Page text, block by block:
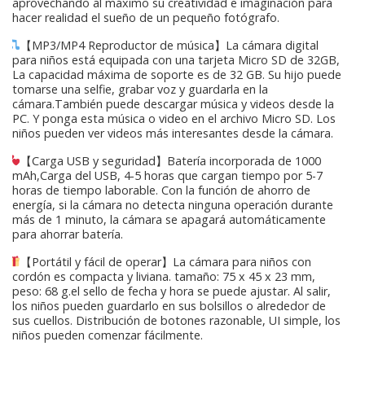
hacer realidad el sueño de un pequeño fotógrafo.
【MP3/MP4 Reproductor de música】La cámara digital
para niños está equipada con una tarjeta Micro SD de 32GB,
La capacidad máxima de soporte es de 32 GB. Su hijo puede
tomarse una selfie, grabar voz y guardarla en la
cámara.También puede descargar música y videos desde la
PC. Y ponga esta música o video en el archivo Micro SD. Los
niños pueden ver videos más interesantes desde la cámara.
【Carga USB y seguridad】Batería incorporada de 1000
mAh,Carga del USB, 4-5 horas que cargan tiempo por 5-7
horas de tiempo laborable. Con la función de ahorro de
energía, si la cámara no detecta ninguna operación durante
más de 1 minuto, la cámara se apagará automáticamente
para ahorrar batería.
【Portátil y fácil de operar】La cámara para niños con
cordón es compacta y liviana. tamaño: 75 x 45 x 23 mm,
peso: 68 g.el sello de fecha y hora se puede ajustar. Al salir,
los niños pueden guardarlo en sus bolsillos o alrededor de
sus cuellos. Distribución de botones razonable, UI simple, los
niños pueden comenzar fácilmente.